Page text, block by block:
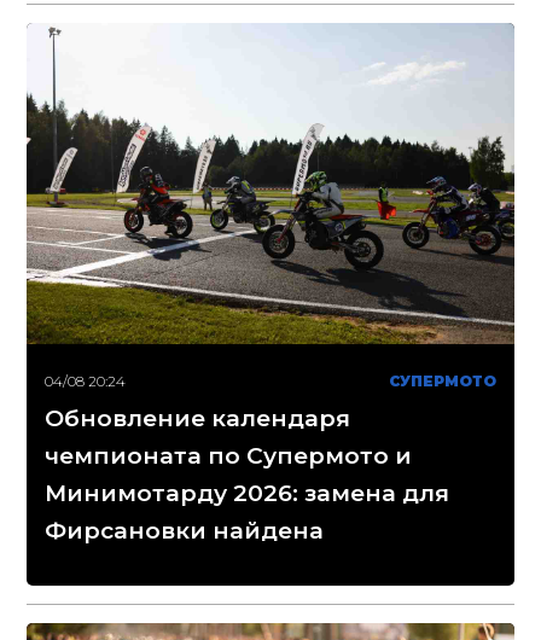
04/08 20:24 СУПЕРМОТО
Обновление календаря
чемпионата по Супермото и
Минимотарду 2026: замена для
Фирсановки найдена